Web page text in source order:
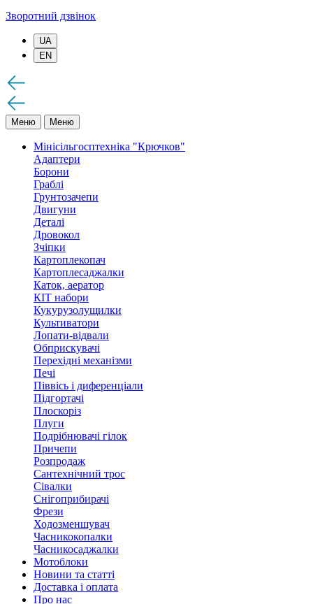
Зворотний дзвінок
UA
EN
Меню Меню
Мінісільгосптехніка "Крючков"
Адаптери
Борони
Граблі
Грунтозачепи
Двигуни
Деталі
Дровокол
Зчіпки
Картоплекопач
Картоплесаджалки
Каток, аератор
КІТ набори
Кукурузолущилки
Культиватори
Лопати-відвали
Обприскувачі
Перехідні механізми
Печі
Піввісь і диференціали
Підгортачі
Плоскоріз
Плуги
Подрібнювачі гілок
Причепи
Розпродаж
Сантехнічний трос
Сівалки
Снігоприбирачі
Фрези
Ходозменшувач
Часникокопалки
Часникосаджалки
Мотоблоки
Новини та статті
Доставка і оплата
Про нас